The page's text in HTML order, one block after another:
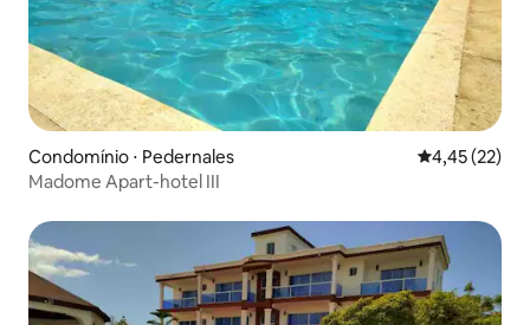
Condomínio ⋅ Pedernales 4,45 de uma
4,45 (22)
Madome Apart-hotel III